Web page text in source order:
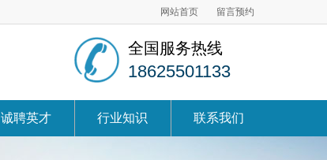
网站首页 留言预约
全国服务热线
18625501133
诚聘英才 行业知识 联系我们